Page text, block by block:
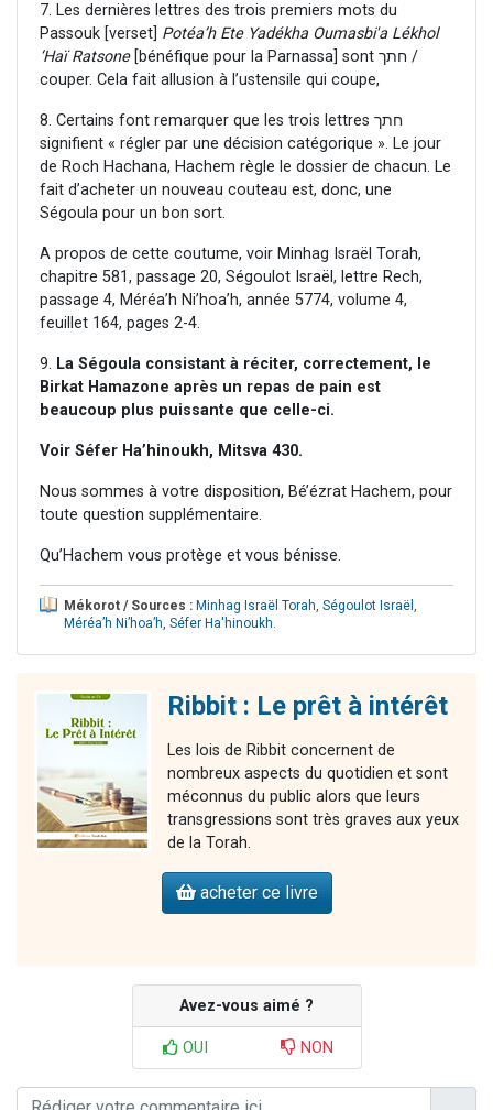
7. Les dernières lettres des trois premiers mots du
Passouk [verset] Potéa’h Ete Yadékha Oumasbi'a Lékhol
‘Haï Ratsone[bénéfique pour la Parnassa] sont חתך /
couper. Cela fait allusion à l’ustensile qui coupe,
8. Certains font remarquer que les trois lettres חתך
signifient « régler par une décision catégorique ». Le jour
de Roch Hachana, Hachem règle le dossier de chacun. Le
fait d’acheter un nouveau couteau est, donc, une
Ségoula pour un bon sort.
A propos de cette coutume, voir Minhag Israël Torah,
chapitre 581, passage 20, Ségoulot Israël, lettre Rech,
passage 4, Méréa’h Ni’hoa’h, année 5774, volume 4,
feuillet 164, pages 2-4.
9. La Ségoula consistant à réciter, correctement, le
Birkat Hamazone après un repas de pain est
beaucoup plus puissante que celle-ci.
Voir Séfer Ha’hinoukh, Mitsva 430.
Nous sommes à votre disposition, Bé’ézrat Hachem, pour
toute question supplémentaire.
Qu’Hachem vous protège et vous bénisse.
Mékorot / Sources : Minhag Israël Torah, Ségoulot Israël ,
Méréa’h Ni’hoa’h, Séfer Ha'hinoukh.
Ribbit : Le prêt à intérêt
Les lois de Ribbit concernent de
nombreux aspects du quotidien et sont
méconnus du public alors que leurs
transgressions sont très graves aux yeux
de la Torah.
acheter ce livre
Avez-vous aimé ?
OUI NON